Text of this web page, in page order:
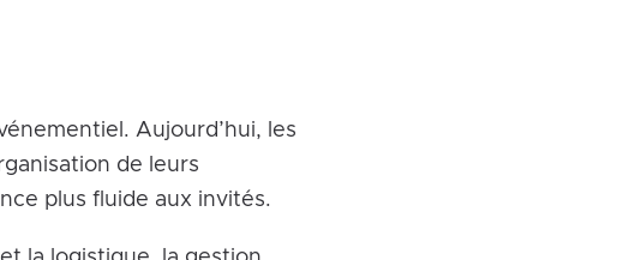
Aujourd’hui, les
de leurs
plus fluide aux invités.